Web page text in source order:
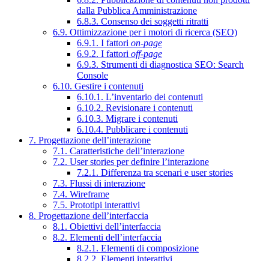
dalla Pubblica Amministrazione
6.8.3. Consenso dei soggetti ritratti
6.9. Ottimizzazione per i motori di ricerca (SEO)
6.9.1. I fattori on-page
6.9.2. I fattori off-page
6.9.3. Strumenti di diagnostica SEO: Search
Console
6.10. Gestire i contenuti
6.10.1. L’inventario dei contenuti
6.10.2. Revisionare i contenuti
6.10.3. Migrare i contenuti
6.10.4. Pubblicare i contenuti
7. Progettazione dell’interazione
7.1. Caratteristiche dell’interazione
7.2. User stories per definire l’interazione
7.2.1. Differenza tra scenari e user stories
7.3. Flussi di interazione
7.4. Wireframe
7.5. Prototipi interattivi
8. Progettazione dell’interfaccia
8.1. Obiettivi dell’interfaccia
8.2. Elementi dell’interfaccia
8.2.1. Elementi di composizione
8.2.2. Elementi interattivi